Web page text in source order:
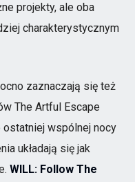
projekty, ale oba
charakterystycznym
zaznaczają się też
The Artful Escape
ostatniej wspólnej nocy
układają się jak
WILL: Follow The